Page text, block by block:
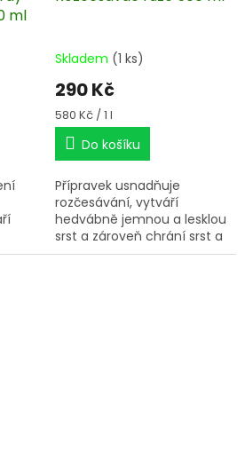
ml
Skladem (1 ks)
290 Kč
Měrná
cena:
580 Kč / 1 l
Do košíku
Přípravek usnadňuje
rozčesávání, vytváří
hedvábně jemnou a lesklou
srst a zároveň chrání srst a
žíně před prachem a